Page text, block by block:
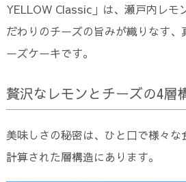
YELLOW Classic」は、瀬戸内レモ
だわりのチーズの旨みが織りなす
ーズケーキです。
贅沢なレモンとチーズの4層
美味しさの秘密は、ひと口で様々な
計算された層構造にあります。